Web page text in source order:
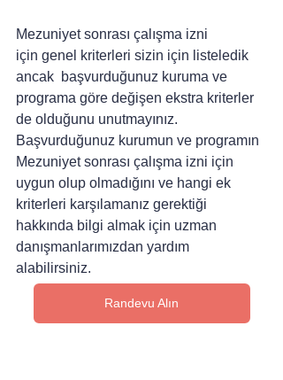
Mezuniyet sonrası çalışma izni
için genel kriterleri sizin için listeledik
ancak  başvurduğunuz kuruma ve
programa göre değişen ekstra kriterler
de olduğunu unutmayınız.
Başvurduğunuz kurumun ve programın
Mezuniyet sonrası çalışma izni için
uygun olup olmadığını ve hangi ek
kriterleri karşılamanız gerektiği
hakkında bilgi almak için uzman
danışmanlarımızdan yardım
alabilirsiniz.
Randevu Alın